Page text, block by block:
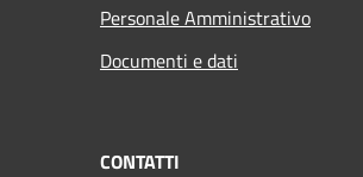
Personale Amministrativo
Documenti e dati
CONTATTI